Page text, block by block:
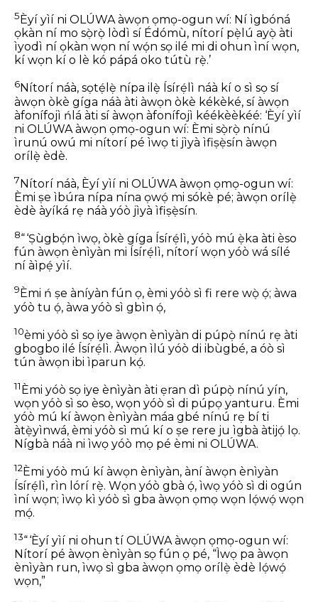
5 Èyí yìí ni OLÚWA àwọn ọmọ-ogun wí: Ní ìgbóná
ọkàn ní mo sọ̀rọ̀ lòdì sí Édómù, nítorí pẹ̀lú ayọ̀ àti
ìyodì ní ọkàn wọn ní wọ́n sọ ilé mi di ohun ìní wọn,
kí wọn kí o lè kó pápá oko tútù rẹ̀.’
6Nítorí náà, sọtẹ́lẹ̀ nípa ilẹ̀ Ísírẹ́lì náà kí o sì sọ sí
àwọn òkè gíga náà àti àwọn òkè kékèké, sí àwọn
àfonífojì ńlá àti sí àwọn àfonífojì kéékèèkéé: ‘Èyí yìí
ni OLÚWA àwọn ọmọ-ogun wí: Èmi sọ̀rọ̀ nínú
ìrunú owú mi nítorí pé ìwọ ti jìyà ìfiṣẹ̀sín àwọn
orílẹ̀ èdè.
7Nítorí náà, Èyí yìí ni OLÚWA àwọn ọmọ-ogun wí:
Èmi ṣe ìbúra nípa nína ọwọ́ mi sókè pé; àwọn orílẹ̀
èdè àyíká rẹ náà yóò jìyà ìfiṣẹ̀sín.
8“ ‘Ṣùgbọ́n ìwọ, òkè gíga Ísírẹ́lì, yóò mú ẹ̀ka àti èso
fún àwọn ènìyàn mi Ísírẹ́lì, nítorí wọn yóò wá sílé
ní àìpẹ́ yìí.
9 Èmi ń ṣe àníyàn fún ọ, èmi yóò sì fi rere wọ̀ ọ́; àwa
yóò tu ọ́, àwa yóò sì gbìn ọ́,
10èmi yóò sì sọ iye àwọn ènìyàn di púpọ̀ nínú rẹ àti
gbogbo ilé Ísírẹ́lì. Àwọn ìlú yóò di ibùgbé, a óò sì
tún àwọn ibi ìparun kọ́.
11 Èmi yóò sọ iye ènìyàn àti ẹran dì púpọ̀ nínú yín,
wọn yóò sì so èso, wọn yóò sì di púpọ yanturu. Èmi
yóò mú kí àwọn ènìyàn máa gbé nínú rẹ bí ti
àtẹ̀yìnwá, èmi yóò sì mú kí o ṣe rere ju ìgbà àtijọ́ lọ.
Nígbà náà ni ìwọ yóò mọ pé èmi ni OLÚWA.
12Èmi yóò mú kí àwọn ènìyàn, àní àwọn ènìyàn
Ísírẹ́lì, rìn lórí rẹ̀. Wọn yóò gbà ọ́, ìwọ yóò sì di ogún
ìní wọn; ìwọ kì yóò sì gba àwọn ọmọ wọn lọ́wọ́ wọn
mọ́.
13“ ‘Èyí yìí ni ohun tí OLÚWA àwọn ọmọ-ogun wí:
Nítorí pé àwọn ènìyàn sọ fún ọ pé, “Ìwọ pa àwọn
ènìyàn run, ìwọ sì gba àwọn ọmọ orílẹ̀ èdè lọ́wọ́
wọn,”